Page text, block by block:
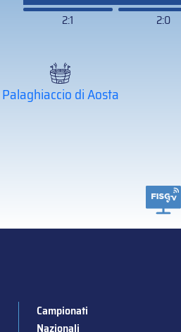
2:1
2:0
Palaghiaccio di Aosta
Campionati
Nazionali